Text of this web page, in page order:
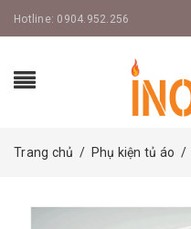
Hotline: 0904.952.256
Trang chủ / Phụ kiện tủ áo /